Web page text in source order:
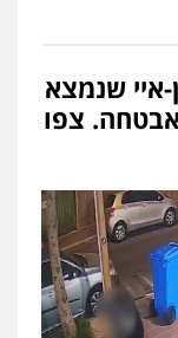
וחקירות
איי שנמצא
צפו